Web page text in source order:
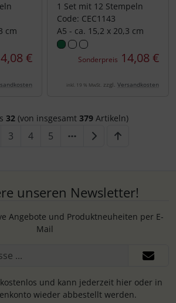
cm
€
1 Set mit 12 Stempeln
Code: CEC1143
A5 - ca. 15,2 x 20,3 cm
Sonderpreis 14,08 €
inkl. 19 % MwSt. zzgl. Versandkosten
32(von insgesamt 379Artikeln)
3 4 5
unseren Newsletter!
Angebote und Produktneuheiten per E-
Mail
und kann jederzeit hier oder in
wieder abbestellt werden.